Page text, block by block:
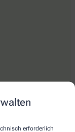
erforderlich
Apotheke vor Ort.